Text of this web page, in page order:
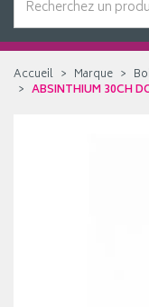
Accueil Marque
ABSINTHIUM 30CH